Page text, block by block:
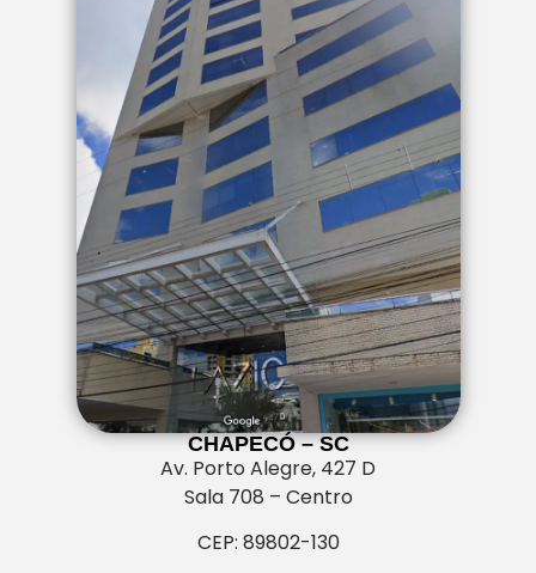
CHAPECÓ – SC
Av. Porto Alegre, 427 D
Sala 708 – Centro
CEP: 89802-130